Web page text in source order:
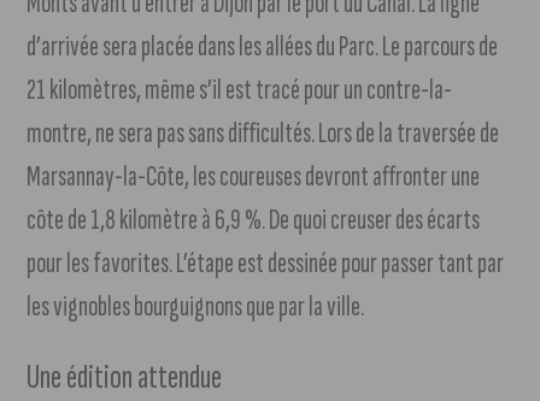
d’arrivée sera placée dans les allées du Parc. Le parcours de
21 kilomètres, même s’il est tracé pour un contre-la-
montre, ne sera pas sans difficultés. Lors de la traversée de
Marsannay-la-Côte, les coureuses devront affronter une
côte de 1,8 kilomètre à 6,9 %. De quoi creuser des écarts
pour les favorites. L’étape est dessinée pour passer tant par
les vignobles bourguignons que par la ville.
Une édition attendue